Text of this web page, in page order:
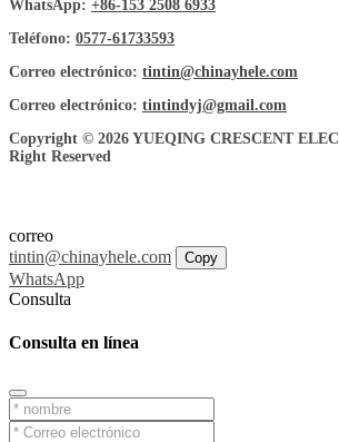
WhatsApp: +86-153 2508 6933
Teléfono: 0577-61733593
Correo electrónico: tintin@chinayhele.com
Correo electrónico: tintindyj@gmail.com
Copyright © 2026 YUEQING CRESCENT
Right Reserved
correo
tintin@chinayhele.com
Copy
WhatsApp
Consulta
Consulta en línea